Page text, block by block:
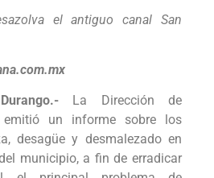
el antiguo canal San
La Dirección de
emitió un informe sobre los
desagüe y desmalezado en
municipio, a fin de erradicar